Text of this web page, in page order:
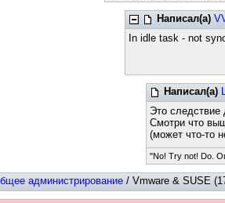
Написал(а)
In idle task - not
Написал(а)
Это следствие
Смотри что
(может что-то
"No! Try not! Do.
администрирование / Vmware & SUSE